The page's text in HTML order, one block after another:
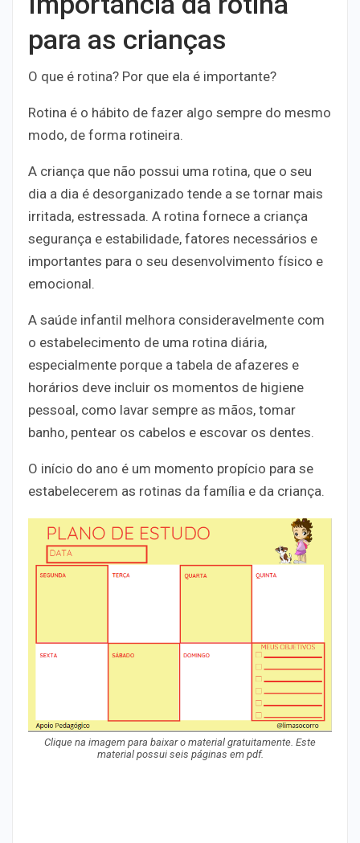
para as crianças
O que é rotina? Por que ela é importante?
Rotina é o hábito de fazer algo sempre do mesmo
modo, de forma rotineira.
A criança que não possui uma rotina, que o seu
dia a dia é desorganizado tende a se tornar mais
irritada, estressada. A rotina fornece a criança
segurança e estabilidade, fatores necessários e
importantes para o seu desenvolvimento físico e
emocional.
A saúde infantil melhora consideravelmente com
o estabelecimento de uma rotina diária,
especialmente porque a tabela de afazeres e
horários deve incluir os momentos de higiene
pessoal, como lavar sempre as mãos, tomar
banho, pentear os cabelos e escovar os dentes.
O início do ano é um momento propício para se
estabelecerem as rotinas da família e da criança.
Clique na imagem para baixar o material gratuitamente. Este
material possui seis páginas em pdf.